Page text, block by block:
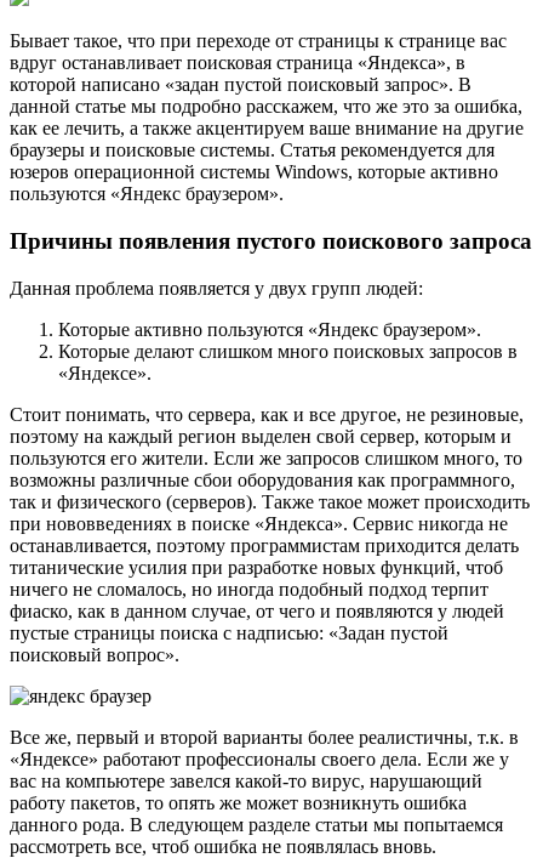
Бывает такое, что при переходе от страницы к странице вас
вдруг останавливает поисковая страница «Яндекса», в
которой написано «задан пустой поисковый запрос». В
данной статье мы подробно расскажем, что же это за ошибка,
как ее лечить, а также акцентируем ваше внимание на другие
браузеры и поисковые системы. Статья рекомендуется для
юзеров операционной системы Windows, которые активно
пользуются «Яндекс браузером».
Причины появления пустого поискового запроса
Данная проблема появляется у двух групп людей:
Которые активно пользуются «Яндекс браузером».
Которые делают слишком много поисковых запросов в
«Яндексе».
Стоит понимать, что сервера, как и все другое, не резиновые,
поэтому на каждый регион выделен свой сервер, которым и
пользуются его жители. Если же запросов слишком много, то
возможны различные сбои оборудования как программного,
так и физического (серверов). Также такое может происходить
при нововведениях в поиске «Яндекса». Сервис никогда не
останавливается, поэтому программистам приходится делать
титанические усилия при разработке новых функций, чтоб
ничего не сломалось, но иногда подобный подход терпит
фиаско, как в данном случае, от чего и появляются у людей
пустые страницы поиска с надписью: «Задан пустой
поисковый вопрос».
Все же, первый и второй варианты более реалистичны, т.к. в
«Яндексе» работают профессионалы своего дела. Если же у
вас на компьютере завелся какой-то вирус, нарушающий
работу пакетов, то опять же может возникнуть ошибка
данного рода. В следующем разделе статьи мы попытаемся
рассмотреть все, чтоб ошибка не появлялась вновь.